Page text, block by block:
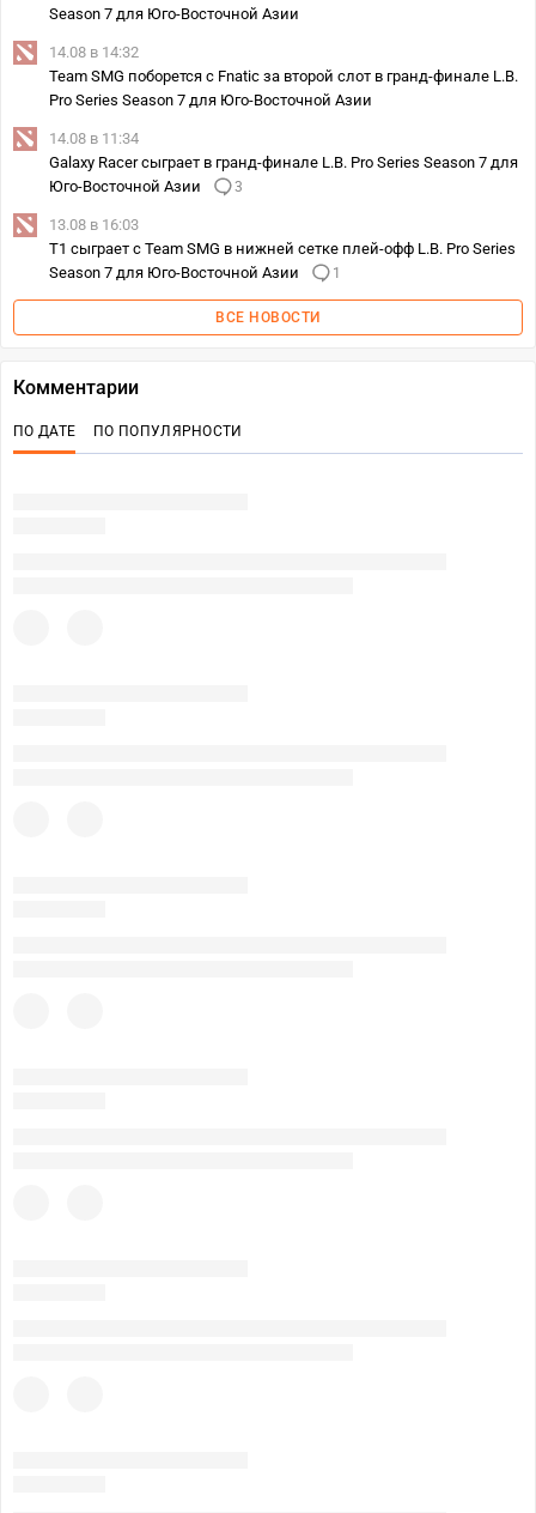
Season 7 для Юго‑Восточной Азии
14.08 в 14:32
Team SMG поборется с Fnatic за второй слот в гранд-финале L.B.
Pro Series Season 7 для Юго‑Восточной Азии
14.08 в 11:34
Galaxy Racer сыграет в гранд-финале L.B. Pro Series Season 7 для
Юго‑Восточной Азии
3
13.08 в 16:03
T1 сыграет с Team SMG в нижней сетке плей-офф L.B. Pro Series
Season 7 для Юго-Восточной Азии
1
ВСЕ НОВОСТИ
Комментарии
ПО ДАТЕ ПО ПОПУЛЯРНОСТИ